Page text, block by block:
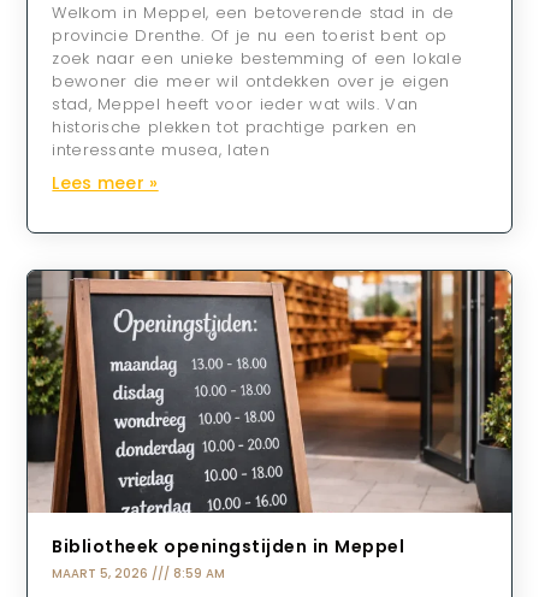
Welkom in Meppel, een betoverende stad in de
provincie Drenthe. Of je nu een toerist bent op
zoek naar een unieke bestemming of een lokale
bewoner die meer wil ontdekken over je eigen
stad, Meppel heeft voor ieder wat wils. Van
historische plekken tot prachtige parken en
interessante musea, laten
Lees meer »
Bibliotheek openingstijden in Meppel
MAART 5, 2026 8:59 AM